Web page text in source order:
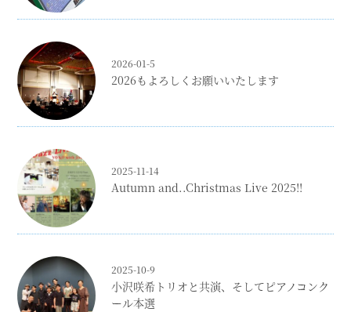
2026-01-5
2026もよろしくお願いいたします
2025-11-14
Autumn and..Christmas Live 2025!!
2025-10-9
小沢咲希トリオと共演、そしてピアノコンク
ール本選